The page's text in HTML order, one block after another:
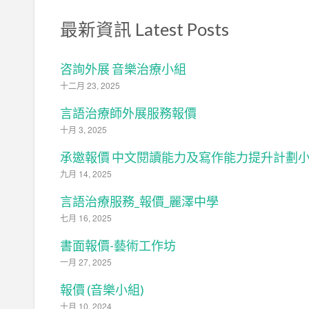
最新資訊 Latest Posts
咨詢外展 音樂治療小組
十二月 23, 2025
言語治療師外展服務報價
十月 3, 2025
承邀報價 中文閱讀能力及寫作能力提升計劃
九月 14, 2025
言語治療服務_報價_麗澤中學
七月 16, 2025
書面報價-藝術工作坊
一月 27, 2025
報價 (音樂小組)
十月 10, 2024